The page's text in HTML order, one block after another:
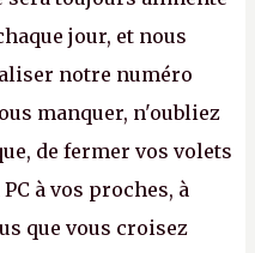
jour, et nous
notre numéro
manquer, n'oubliez
de fermer vos volets
à vos proches, à
que vous croisez